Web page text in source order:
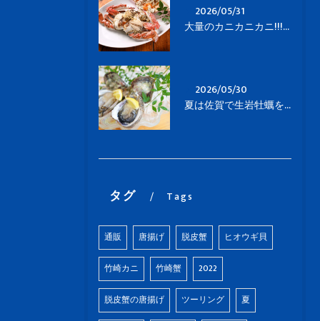
2026/05/31
大量のカニカニカニ!!!太良でのランチは竹崎蟹で🦀
2026/05/30
夏は佐賀で生岩牡蠣を食べよう！
タグ Tags
通販 唐揚げ 脱皮蟹 ヒオウギ貝
竹崎カニ 竹崎蟹 2022
脱皮蟹の唐揚げ ツーリング 夏